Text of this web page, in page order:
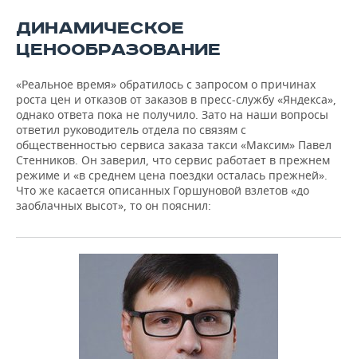
ДИНАМИЧЕСКОЕ
ЦЕНООБРАЗОВАНИЕ
«Реальное время» обратилось с запросом о причинах
роста цен и отказов от заказов в пресс-службу «Яндекса»,
однако ответа пока не получило. Зато на наши вопросы
ответил руководитель отдела по связям с
общественностью сервиса заказа такси «Максим» Павел
Стенников. Он заверил, что сервис работает в прежнем
режиме и «в среднем цена поездки осталась прежней».
Что же касается описанных Горшуновой взлетов «до
заоблачных высот», то он пояснил: